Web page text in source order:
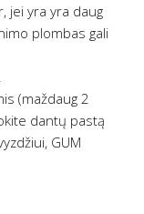
jei yra yra daug
plombas gali
(maždaug 2
dantų pastą
GUM